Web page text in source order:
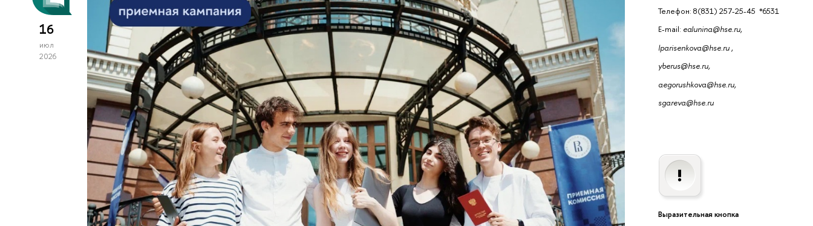
Телефон: 8(831) 257-25-45 *6531
E-mail: ealunina@hse.ru,
lparisenkova@hse.ru,
yberus@hse.ru,
aegorushkova@hse.ru,
sgareva@hse.ru
Выразительная кнопка
16
июл
2026